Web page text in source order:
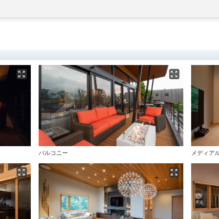
バルコニー メディア